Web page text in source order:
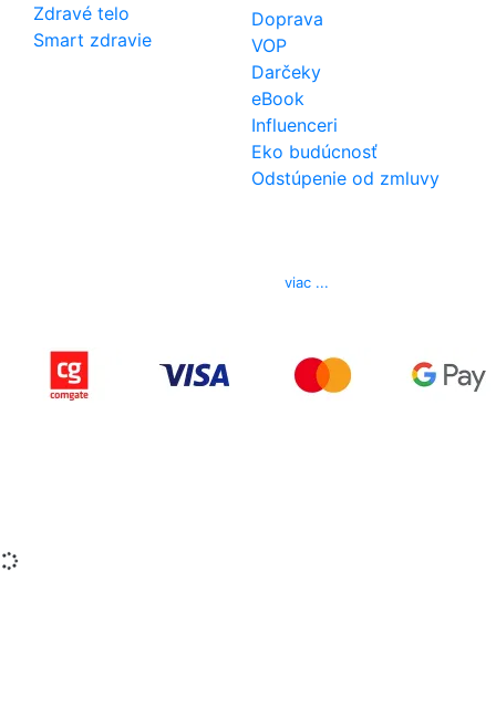
Zdravé telo
Smart zdravie
Doprava
VOP
Darčeky
eBook
Influenceri
Eko budúcnosť
Odstúpenie od zmluvy
viac ...